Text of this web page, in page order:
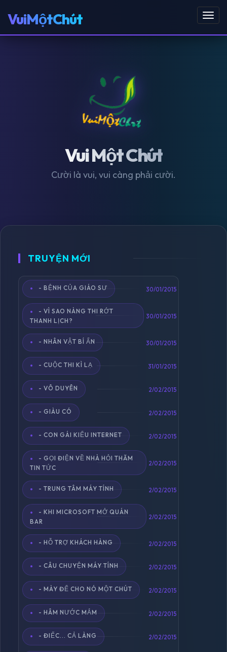
VuiMộtChút
Vui Một Chút
Cười là vui, vui càng phải cười.
TRUYỆN MỚI
- BỆNH CỦA GIÁO SƯ 30/01/2015
- VÌ SAO NÀNG THI RỚT
THANH LỊCH?
30/01/2015
- NHÂN VẬT BÍ ẨN 30/01/2015
- CUỘC THI KÌ LẠ 31/01/2015
- VÔ DUYÊN 2/02/2015
- GIÀU CÓ 2/02/2015
- CON GÁI KIỂU INTERNET 2/02/2015
- GỌI ĐIỆN VỀ NHÀ HỎI THĂM
TIN TỨC
2/02/2015
- TRUNG TÂM MÁY TÍNH 2/02/2015
- KHI MICROSOFT MỞ QUÁN
BAR
2/02/2015
- HỖ TRỢ KHÁCH HÀNG 2/02/2015
- CÂU CHUYỆN MÁY TÍNH 2/02/2015
- MÀY ĐỂ CHO NÓ MỘT CHÚT 2/02/2015
- HÂM NƯỚC MẮM 2/02/2015
- ĐIẾC... CẢ LÀNG 2/02/2015